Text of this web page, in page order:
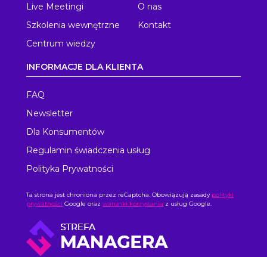
Live Meetingi
Szkolenia wewnętrzne
Centrum wiedzy
O nas
Kontakt
INFORMACJE DLA KLIENTA
FAQ
Newsletter
Dla Konsumentów
Regulamin świadczenia usług
Polityka Prywatności
Ta strona jest chroniona przez reCaptcha. Obowiązują zasady polityki
prywatności Google oraz warunki korzystania z usług Google.